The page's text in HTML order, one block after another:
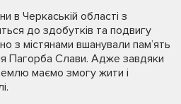
в Черкаській області з
до здобутків та подвигу
з містянами вшанували пам’ять
Пагорба Слави. Адже завдяки
маємо змогу жити і